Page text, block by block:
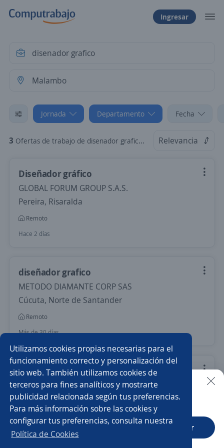
Utilizamos cookies propias necesarias para el
funcionamiento correcto y personalización del
sitio web. También utilizamos cookies de
terceros para fines analíticos y mostrarte
publicidad relacionada según tus preferencias.
Para más información sobre las cookies y
configurar tus preferencias, consulta nuestra
Política de Cookies
Ingresar
Jornada Departamento Fecha
3 Ofertas de trabajo de disenador grafico en Malambo, Atlántico: Por Horas Relevancia
Diseñador gráfico
GLOBAL FORUM GROUP S.A.S.
Pereira, Risaralda
Remoto
Hace 2 días
diseñador grafico
METODO DIAMANTE CORP SAS
Cúcuta, Norte de Santander
Remoto
Más de 30 días
motion Grapher
4,4
BOOKS AND BOOKS LTDA
Bogotá, D.C., Bogotá, D.C.
Más de 30 días
Buscar es más fácil en la app
CT App Abrir